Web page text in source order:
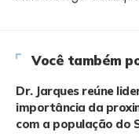
Você também
Dr. Jarques reúne
importância da
com a população do